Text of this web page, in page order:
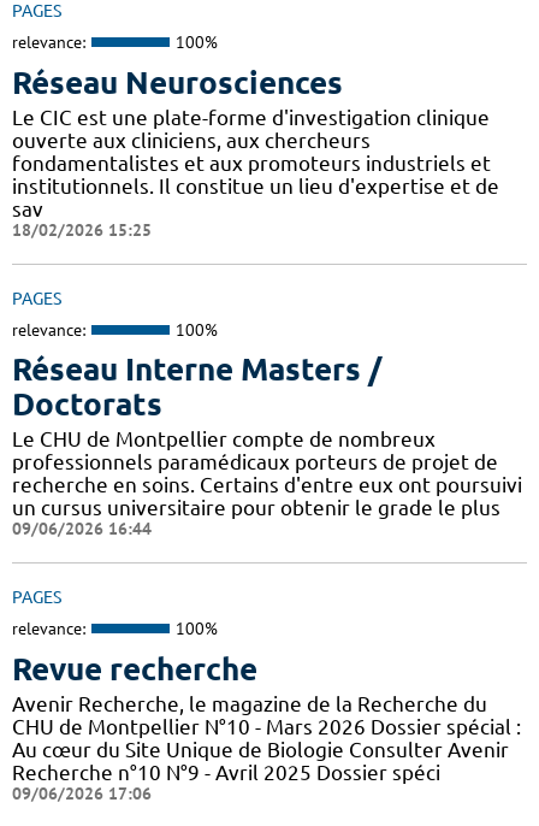
PAGES
relevance: 100%
Réseau Neurosciences
Le CIC est une plate-forme d'investigation clinique
ouverte aux cliniciens, aux chercheurs
fondamentalistes et aux promoteurs industriels et
institutionnels. Il constitue un lieu d'expertise et de
sav
18/02/2026 15:25
PAGES
relevance: 100%
Réseau Interne Masters /
Doctorats
Le CHU de Montpellier compte de nombreux
professionnels paramédicaux porteurs de projet de
recherche en soins. Certains d'entre eux ont poursuivi
un cursus universitaire pour obtenir le grade le plus
09/06/2026 16:44
PAGES
relevance: 100%
Revue recherche
Avenir Recherche, le magazine de la Recherche du
CHU de Montpellier N°10 - Mars 2026 Dossier spécial :
Au cœur du Site Unique de Biologie Consulter Avenir
Recherche n°10 N°9 - Avril 2025 Dossier spéci
09/06/2026 17:06